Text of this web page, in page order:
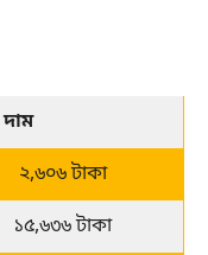
২,৬০৬ টাকা
১৫,৬৩৬ টাকা